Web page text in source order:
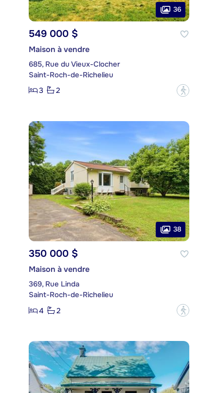
36
549 000 $
Maison à vendre
685, Rue du Vieux-Clocher
Saint-Roch-de-Richelieu
3
2 ?
38
350 000 $
Maison à vendre
369, Rue Linda
Saint-Roch-de-Richelieu
4
2 ?